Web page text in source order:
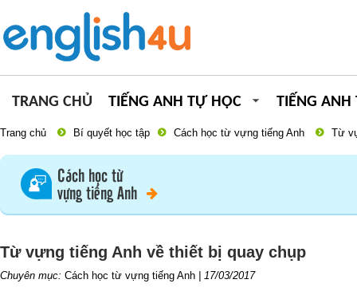
TRANG CHỦ TIẾNG ANH TỰ HỌC TIẾNG ANH
Trang chủ Bí quyết học tập Cách học từ vựng tiếng Anh Từ
Cách học từ
vựng tiếng Anh
Từ vựng tiếng Anh về thiết bị quay chụp
Chuyên mục: Cách học từ vựng tiếng Anh 17/03/2017